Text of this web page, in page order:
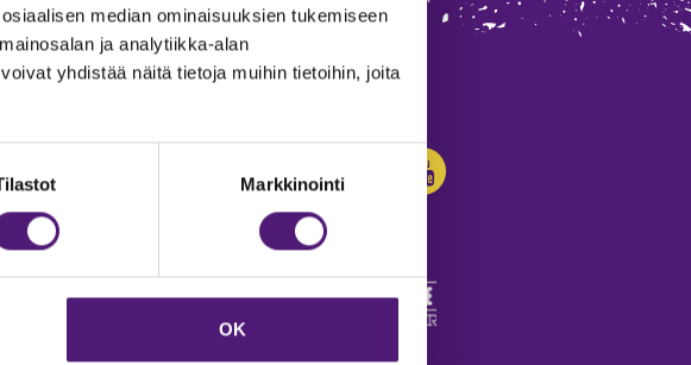
median ominaisuuksien tukemiseen
ja analytiikka-alan
yhdistää näitä tietoja muihin tietoihin, joita
Markkinointi
OK
työpaikat